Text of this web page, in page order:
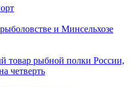
и Минсельхозе
товар рыбной полки России,
четверть